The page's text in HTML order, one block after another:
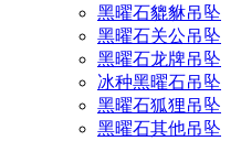
黑曜石貔貅吊坠
黑曜石关公吊坠
黑曜石龙牌吊坠
冰种黑曜石吊坠
黑曜石狐狸吊坠
黑曜石其他吊坠